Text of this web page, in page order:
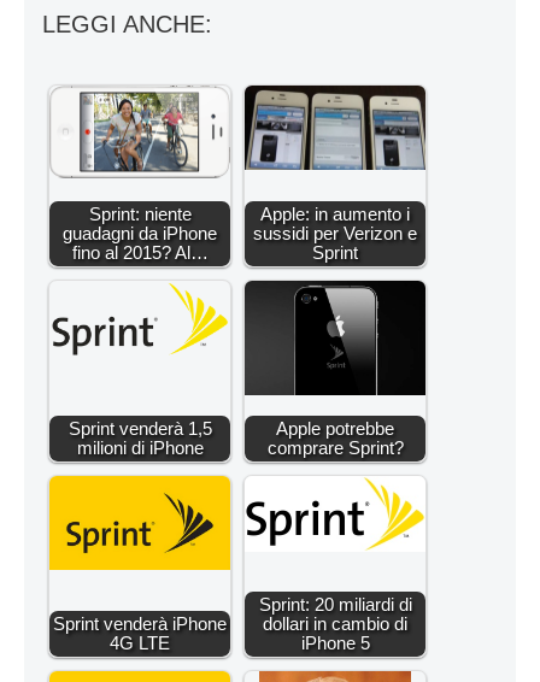
LEGGI ANCHE:
Sprint: niente
guadagni da iPhone
fino al 2015? Al…
Apple: in aumento i
sussidi per Verizon e
Sprint
Sprint venderà 1,5
milioni di iPhone
Apple potrebbe
comprare Sprint?
Sprint venderà iPhone
4G LTE
Sprint: 20 miliardi di
dollari in cambio di
iPhone 5